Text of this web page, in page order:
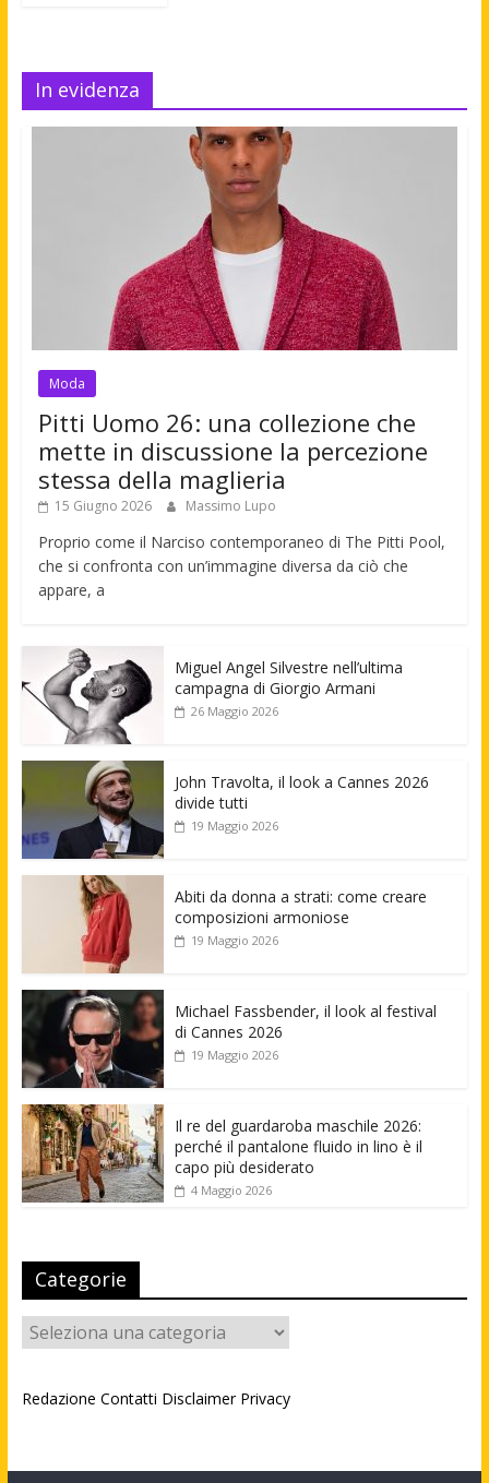
In evidenza
Moda
Pitti Uomo 26: una collezione che
mette in discussione la percezione
stessa della maglieria
15 Giugno 2026 Massimo Lupo
Proprio come il Narciso contemporaneo di The Pitti Pool,
che si confronta con un’immagine diversa da ciò che
appare, a
Miguel Angel Silvestre nell’ultima
campagna di Giorgio Armani
26 Maggio 2026
John Travolta, il look a Cannes 2026
divide tutti
19 Maggio 2026
Abiti da donna a strati: come creare
composizioni armoniose
19 Maggio 2026
Michael Fassbender, il look al festival
di Cannes 2026
19 Maggio 2026
Il re del guardaroba maschile 2026:
perché il pantalone fluido in lino è il
capo più desiderato
4 Maggio 2026
Categorie
Categorie
Redazione Contatti Disclaimer Privacy